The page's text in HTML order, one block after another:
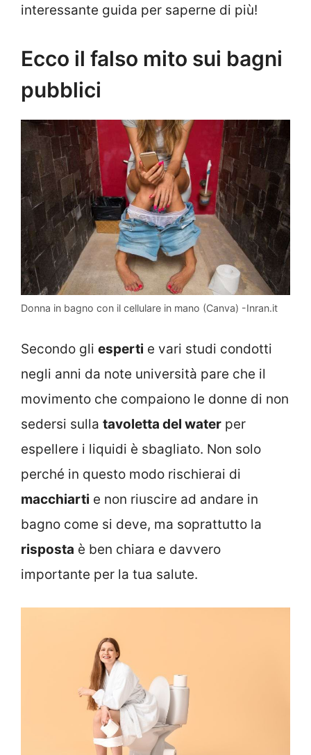
interessante guida per saperne di più!
Ecco il falso mito sui bagni
pubblici
Donna in bagno con il cellulare in mano (Canva) -Inran.it
Secondo gli esperti e vari studi condotti
negli anni da note università pare che il
movimento che compaiono le donne di non
sedersi sulla tavoletta del water per
espellere i liquidi è sbagliato. Non solo
perché in questo modo rischierai di
macchiarti e non riuscire ad andare in
bagno come si deve, ma soprattutto la
risposta è ben chiara e davvero
importante per la tua salute.